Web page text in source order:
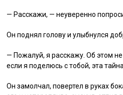
— Расскажи, — неуверенно
Он поднял голову и улыбнулся
— Пожалуй, я расскажу. Об этом
если я поделюсь с тобой, эта
Он замолчал, повертел в руках